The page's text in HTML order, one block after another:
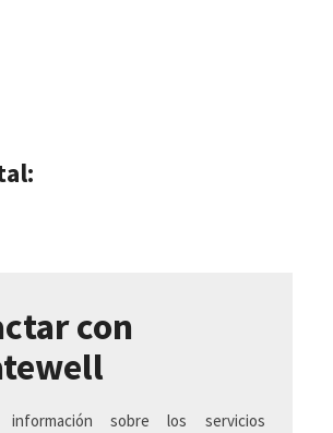
con
sobre los servicios